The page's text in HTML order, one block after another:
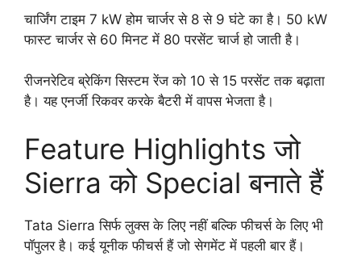
चार्जिंग टाइम 7 kW होम चार्जर से 8 से 9 घंटे का है। 50 kW
फास्ट चार्जर से 60 मिनट में 80 परसेंट चार्ज हो जाती है।
रीजनरेटिव ब्रेकिंग सिस्टम रेंज को 10 से 15 परसेंट तक बढ़ाता
है। यह एनर्जी रिकवर करके बैटरी में वापस भेजता है।
Feature Highlights जो
Sierra को Special बनाते हैं
Tata Sierra सिर्फ लुक्स के लिए नहीं बल्कि फीचर्स के लिए भी
पॉपुलर है। कई यूनीक फीचर्स हैं जो सेगमेंट में पहली बार हैं।